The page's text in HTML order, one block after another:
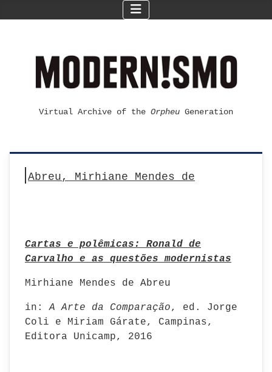
Virtual Archive of the Orpheu Generation
Abreu, Mirhiane Mendes de
Cartas e polêmicas: Ronald de
Carvalho e as questões modernistas
Mirhiane Mendes de Abreu
in: A Arte da Comparação, ed. Jorge
Coli e Miriam Gárate, Campinas,
Editora Unicamp, 2016